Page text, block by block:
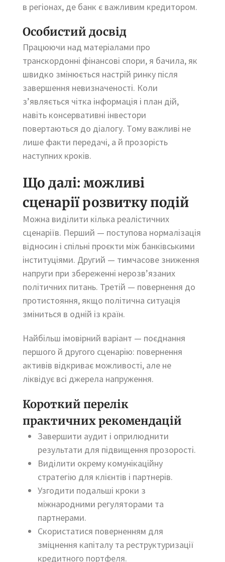
в регіонах, де банк є важливим кредитором.
Особистий досвід
Працюючи над матеріалами про
транскордонні фінансові спори, я бачила, як
швидко змінюється настрій ринку після
завершення невизначеності. Коли
з’являється чітка інформація і план дій,
навіть консервативні інвестори
повертаються до діалогу. Тому важливі не
лише факти передачі, а й прозорість
наступних кроків.
Що далі: можливі
сценарії розвитку подій
Можна виділити кілька реалістичних
сценаріїв. Перший — поступова нормалізація
відносин і спільні проєкти між банківськими
інституціями. Другий — тимчасове зниження
напруги при збереженні нерозв’язаних
політичних питань. Третій — повернення до
протистояння, якщо політична ситуація
зміниться в одній із країн.
Найбільш імовірний варіант — поєднання
першого й другого сценарію: повернення
активів відкриває можливості, але не
ліквідує всі джерела напруження.
Короткий перелік
практичних рекомендацій
Завершити аудит і оприлюднити
результати для підвищення прозорості.
Виділити окрему комунікаційну
стратегію для клієнтів і партнерів.
Узгодити подальші кроки з
міжнародними регуляторами та
партнерами.
Скористатися поверненням для
зміцнення капіталу та реструктуризації
кредитного портфеля.